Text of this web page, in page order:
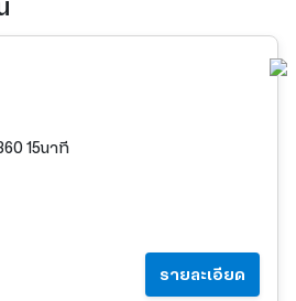
15นาที
รายละเอียด